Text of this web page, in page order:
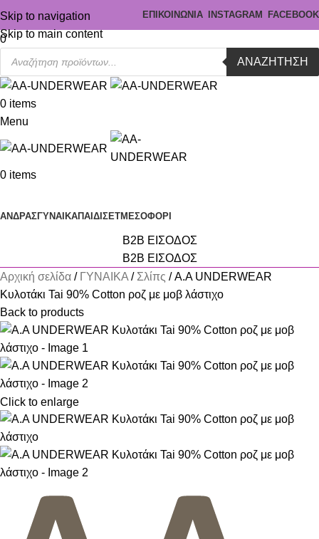
Skip to navigation
Skip to main content
ΕΠΙΚΟΙΝΩΝΙΑ INSTAGRAM FACEBOOK
0
ΑΝΑΖΉΤΗΣΗ
0 items
Menu
0 items
ΑΝΔΡΑΣΓΥΝΑΙΚΑΠΑΙΔΙ ΣΕΤΜΕΣΟΦΟΡΙ
B2B ΕΙΣΟΔΟΣ
B2B ΕΙΣΟΔΟΣ
Αρχική σελίδα
ΓΥΝΑΙΚΑ Σλίπς
A.A UNDERWEAR
Κυλοτάκι Tai 90% Cotton ροζ με μοβ λάστιχο
Back to products
Click to enlarge